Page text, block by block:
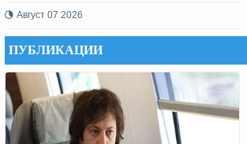
Август 07 2026
ПУБЛИКАЦИИ